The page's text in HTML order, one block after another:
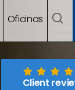
Oficinas
Client